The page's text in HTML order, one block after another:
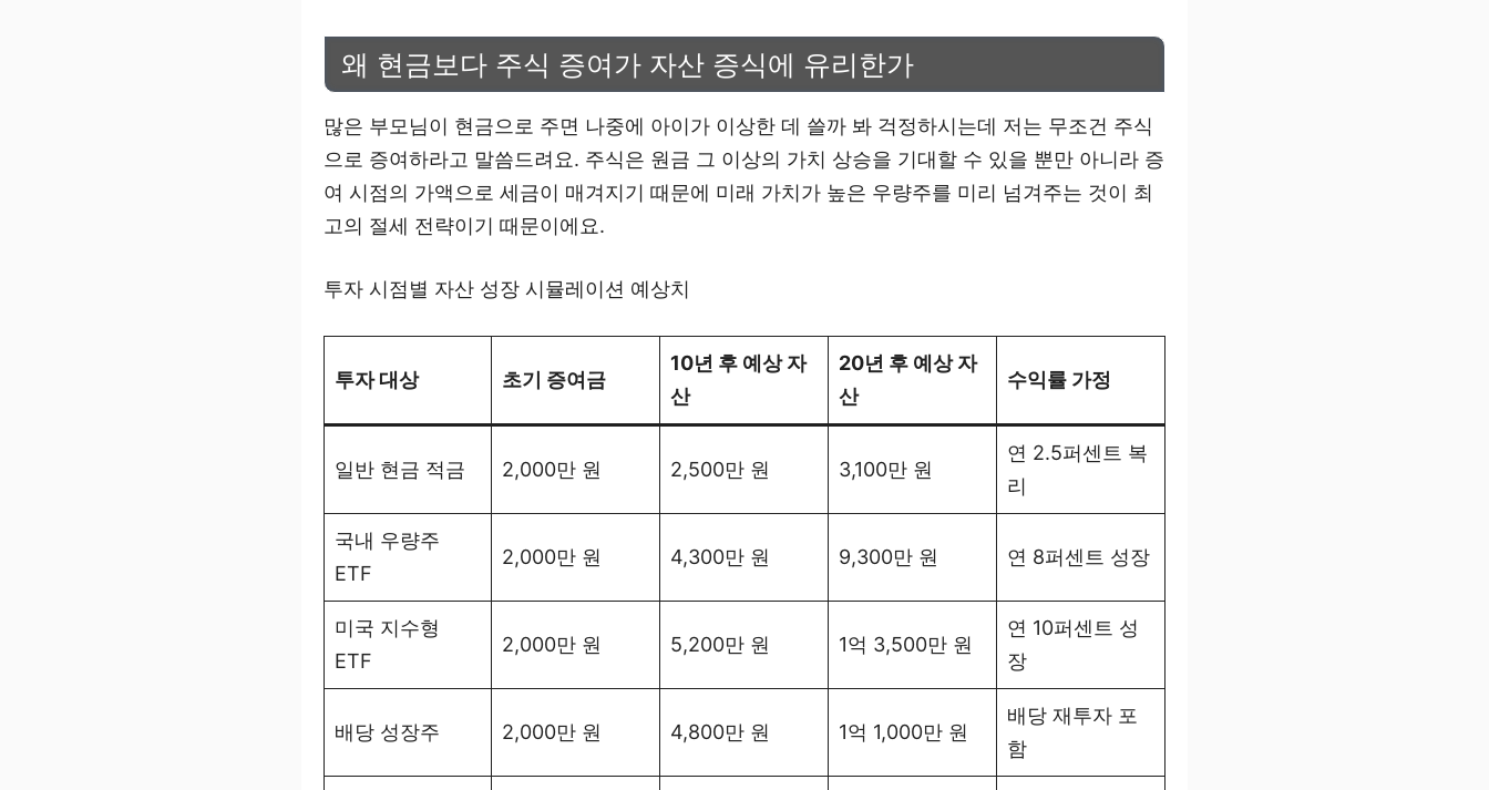
왜 현금보다 주식 증여가 자산 증식에 유리한가
많은 부모님이 현금으로 주면 나중에 아이가 이상한 데 쓸까 봐 걱정하시는데 저는 무조건 주식
으로 증여하라고 말씀드려요. 주식은 원금 그 이상의 가치 상승을 기대할 수 있을 뿐만 아니라 증
여 시점의 가액으로 세금이 매겨지기 때문에 미래 가치가 높은 우량주를 미리 넘겨주는 것이 최
고의 절세 전략이기 때문이에요.
투자 시점별 자산 성장 시뮬레이션 예상치
투자 대상 초기 증여금
10년 후 예상 자
산
20년 후 예상 자
산
수익률 가정
일반 현금 적금 2,000만 원 2,500만 원 3,100만 원
연 2.5퍼센트 복
리
국내 우량주
ETF
2,000만 원 4,300만 원 9,300만 원 연 8퍼센트 성장
미국 지수형
ETF
2,000만 원 5,200만 원 1억 3,500만 원
연 10퍼센트 성
장
배당 성장주 2,000만 원 4,800만 원 1억 1,000만 원
배당 재투자 포
함